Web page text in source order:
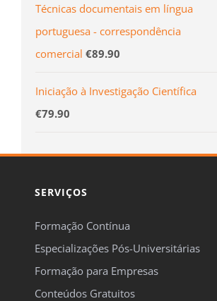
Técnicas documentais em lí­ngua
portuguesa - correspondência
comercial €89.90
Iniciação à Investigação Científica
€79.90
SERVIÇOS
Formação Contínua
Especializações Pós-Universitárias
Formação para Empresas
Conteúdos Gratuitos